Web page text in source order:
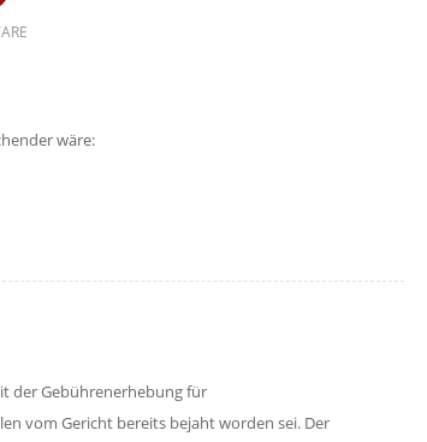
wäre:
der Gebührenerhebung für
vom Gericht bereits bejaht worden sei. Der